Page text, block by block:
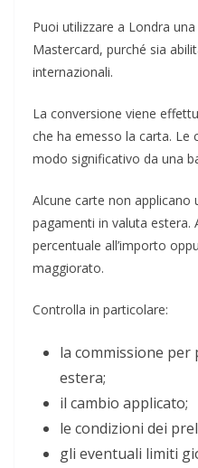
Puoi utilizzare a Londra
Mastercard, purché sia
internazionali.
La conversione viene
che ha emesso la carta. Le
modo significativo da una
Alcune carte non applicano
pagamenti in valuta estera.
percentuale all’importo
maggiorato.
Controlla in particolare:
la commissione
estera;
il cambio applicato;
le condizioni dei
gli eventuali limiti